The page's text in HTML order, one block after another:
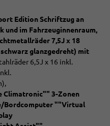
Edition Schriftzug an
und im Fahrzeuginnenraum,
7,5J x 18
glanzgedreht) mit
6,5J x 16 inkl.
Climatronic"" 3-Zonen
Bordcomputer ""Virtual